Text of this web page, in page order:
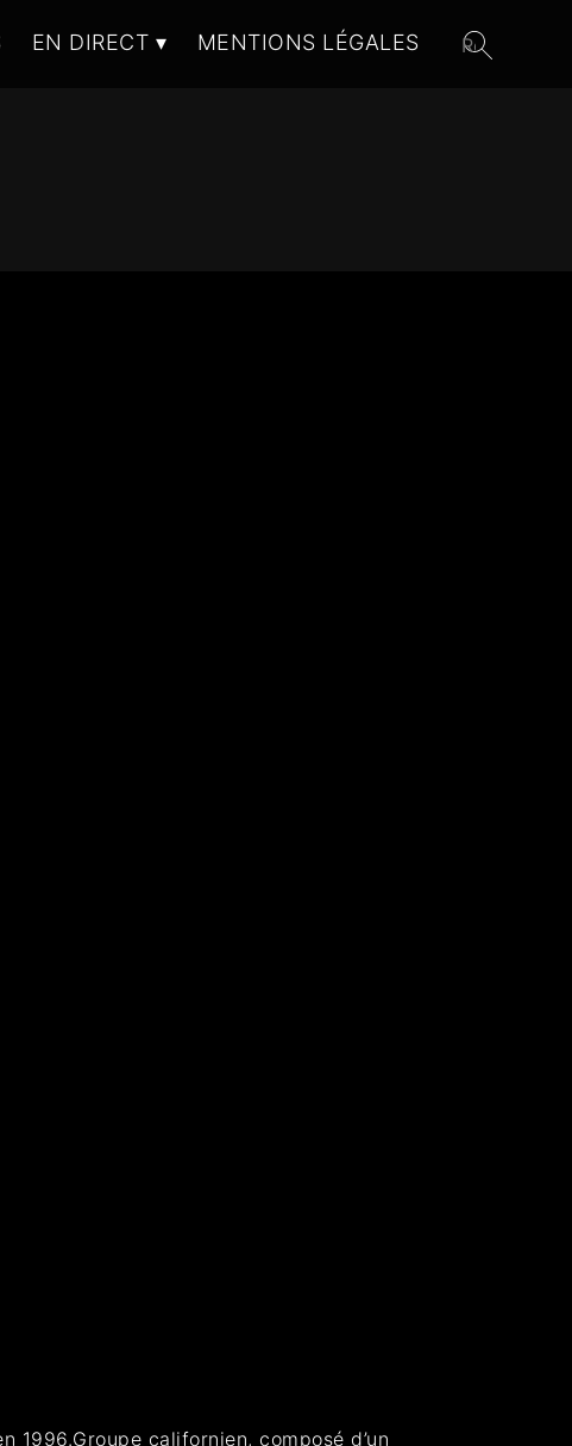
EN DIRECT MENTIONS LÉGALES
1996.Groupe californien, composé d’un